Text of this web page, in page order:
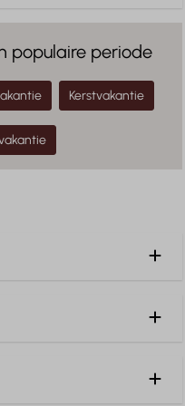
populaire periode
Kerstvakantie